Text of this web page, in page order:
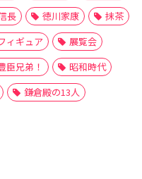
長 徳川家康
抹茶
ィギュア
展覧会
臣兄弟！
昭和時代
鎌倉殿の13人